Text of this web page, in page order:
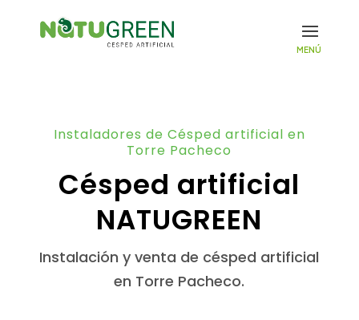
Instaladores de Césped artificial en
Torre Pacheco
Césped artificial
NATUGREEN
Instalación y venta de césped artificial
en Torre Pacheco.